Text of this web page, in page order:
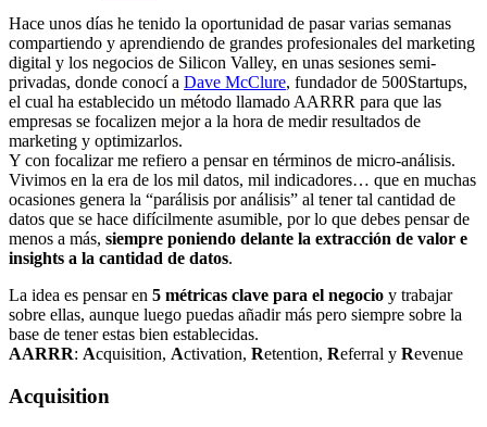
Hace unos días he tenido la oportunidad de pasar varias semanas
compartiendo y aprendiendo de grandes profesionales del marketing
digital y los negocios de Silicon Valley, en unas sesiones semi-
privadas, donde conocí a Dave McClure, fundador de 500Startups,
el cual ha establecido un método llamado AARRR para que las
empresas se focalizen mejor a la hora de medir resultados de
marketing y optimizarlos.
Y con focalizar me refiero a pensar en términos de micro-análisis.
Vivimos en la era de los mil datos, mil indicadores… que en muchas
ocasiones genera la “parálisis por análisis” al tener tal cantidad de
datos que se hace difícilmente asumible, por lo que debes pensar de
menos a más, siempre poniendo delante la extracción de valor e
insights a la cantidad de datos.
La idea es pensar en 5 métricas clave para el negocio y trabajar
sobre ellas, aunque luego puedas añadir más pero siempre sobre la
base de tener estas bien establecidas.
AARRR: Acquisition, Activation, Retention, Referral y Revenue
Acquisition